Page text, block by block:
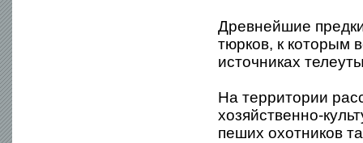
Древнейшие
тюрков, к которым
источниках
На территории
хозяйственно-
пеших охотников